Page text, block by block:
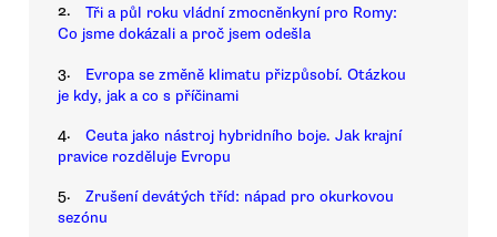
2.
Tři a půl roku vládní zmocněnkyní pro Romy:
Co jsme dokázali a proč jsem odešla
3.
Evropa se změně klimatu přizpůsobí. Otázkou
je kdy, jak a co s příčinami
4.
Ceuta jako nástroj hybridního boje. Jak krajní
pravice rozděluje Evropu
5.
Zrušení devátých tříd: nápad pro okurkovou
sezónu